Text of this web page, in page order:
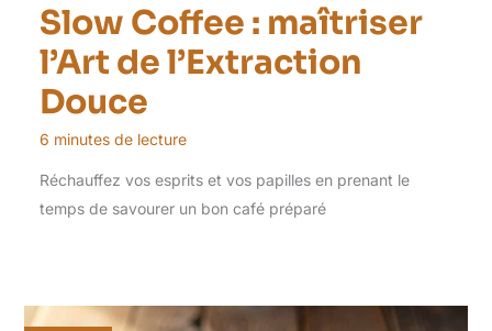
Slow Coffee : maîtriser
l’Art de l’Extraction
Douce
6 minutes de lecture
Réchauffez vos esprits et vos papilles en prenant le
temps de savourer un bon café préparé